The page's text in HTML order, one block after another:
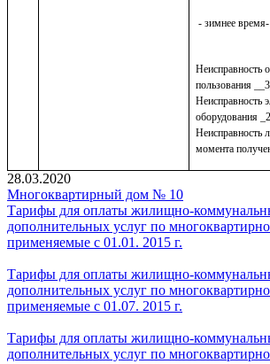
- зимнее время-
Неисправность
пользования
Неисправность
оборудования
Неисправность
момента
28.03.2020
Многоквартирный дом № 10
Тарифы для оплаты жилищно-
дополнительных услуг по
применяемые с 01.01. 2015 г.
Тарифы для оплаты жилищно-
дополнительных услуг по
применяемые с 01.07. 2015 г.
Тарифы для оплаты жилищно-
дополнительных услуг по